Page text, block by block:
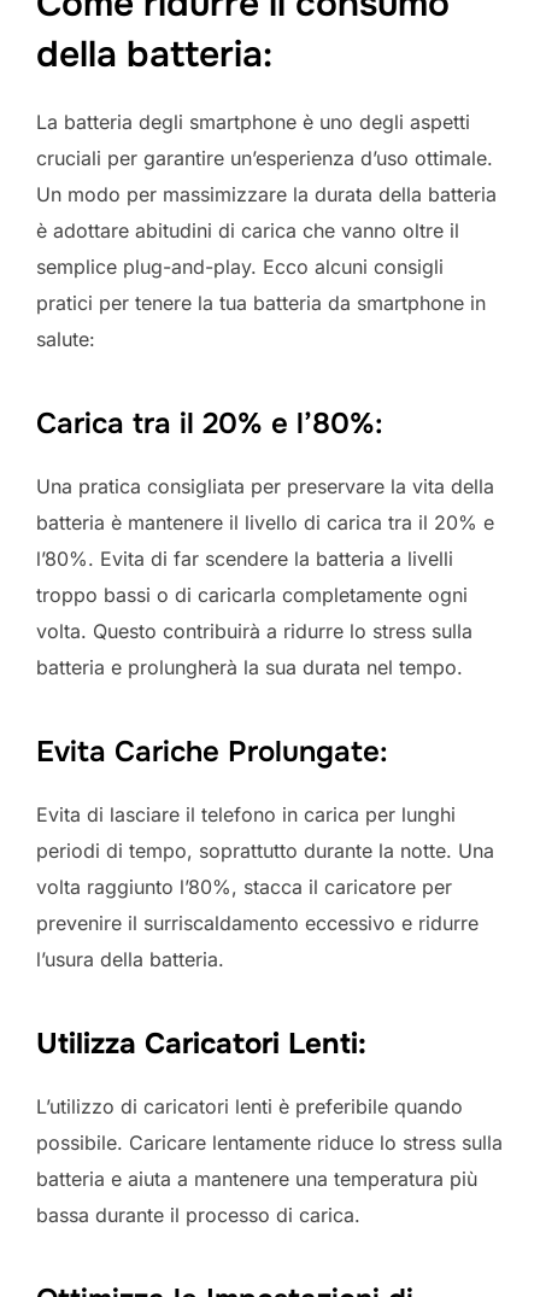
della batteria:
La batteria degli smartphone è uno degli aspetti
cruciali per garantire un’esperienza d’uso ottimale.
Un modo per massimizzare la durata della batteria
è adottare abitudini di carica che vanno oltre il
semplice plug-and-play. Ecco alcuni consigli
pratici per tenere la tua batteria da smartphone in
salute:
Carica tra il 20% e l’80%:
Una pratica consigliata per preservare la vita della
batteria è mantenere il livello di carica tra il 20% e
l’80%. Evita di far scendere la batteria a livelli
troppo bassi o di caricarla completamente ogni
volta. Questo contribuirà a ridurre lo stress sulla
batteria e prolungherà la sua durata nel tempo.
Evita Cariche Prolungate:
Evita di lasciare il telefono in carica per lunghi
periodi di tempo, soprattutto durante la notte. Una
volta raggiunto l’80%, stacca il caricatore per
prevenire il surriscaldamento eccessivo e ridurre
l’usura della batteria.
Utilizza Caricatori Lenti:
L’utilizzo di caricatori lenti è preferibile quando
possibile. Caricare lentamente riduce lo stress sulla
batteria e aiuta a mantenere una temperatura più
bassa durante il processo di carica.